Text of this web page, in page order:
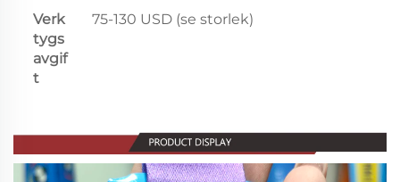
Verk
tygs
avgif
t
75-130 USD (se storlek)